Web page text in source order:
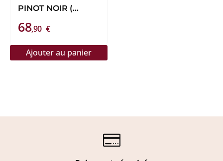
PINOT NOIR (
BLANC DE NOIRS )
68,90 €
Ajouter au panier
